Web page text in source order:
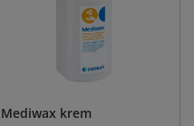
Mediwax krem